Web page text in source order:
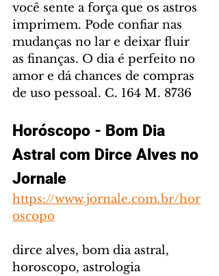
você sente a força que os astros
imprimem. Pode confiar nas
mudanças no lar e deixar fluir
as finanças. O dia é perfeito no
amor e dá chances de compras
de uso pessoal. C. 164 M. 8736
Horóscopo - Bom Dia
Astral com Dirce Alves no
Jornale
https://www.jornale.com.br/hor
oscopo
dirce alves, bom dia astral,
horoscopo, astrologia